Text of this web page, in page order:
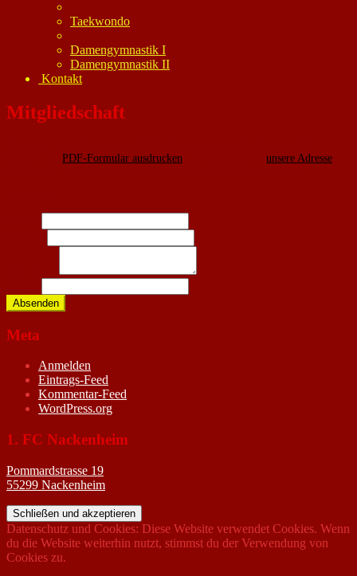
Taekwondo
Damengymnastik I
Damengymnastik II
Kontakt
Mitgliedschaft
PDF-Formular ausdrucken
unsere Adresse
Absenden
Meta
Anmelden
Eintrags-Feed
Kommentar-Feed
WordPress.org
1. FC Nackenheim
Pommardstrasse 19
55299 Nackenheim
Datenschutz und Cookies: Diese Website verwendet Cookies. Wenn
du die Website weiterhin nutzt, stimmst du der Verwendung von
Cookies zu.